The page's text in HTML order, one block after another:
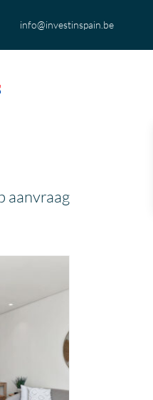
info@investinspain.be
aanvraag